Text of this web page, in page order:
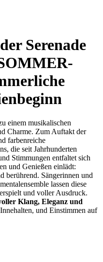
Serenade
einem musikalischen
Charme. Zum Auftakt der
farbenreiche
die seit Jahrhunderten
Stimmungen entfaltet sich
und Genießen einlädt:
berührend. Sängerinnen und
lassen diese
und voller Ausdruck.
Klang, Eleganz und
und Einstimmen auf